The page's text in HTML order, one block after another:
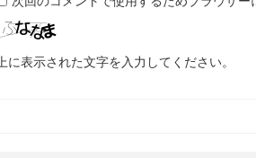
上に表示された文字を入力してください。